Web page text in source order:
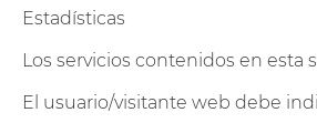
Estadísticas
Los servicios contenidos en
El usuario/visitante web debe